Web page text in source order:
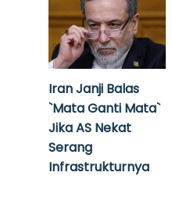
Iran Janji Balas
`Mata Ganti Mata`
Jika AS Nekat
Serang
Infrastrukturnya